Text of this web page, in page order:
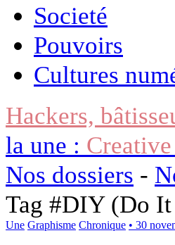
Societé
Pouvoirs
Cultures
Hackers,
la une :
Nos dossiers -
Tag #DIY (Do
Une Graphisme Chronique • 30